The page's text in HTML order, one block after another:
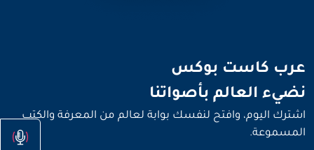
عرب كاست بوكس
نضيء العالم بأصواتنا
اشترك اليوم، وافتح لنفسك بوابة لعالم من المعرفة والكتب
المسموعة.